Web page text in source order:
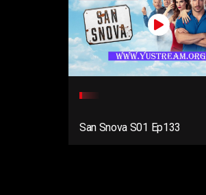
San Snova S01 Ep133